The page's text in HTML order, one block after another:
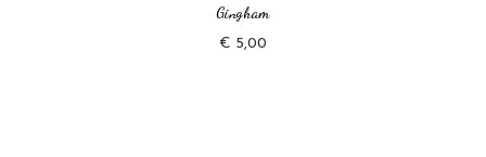
Gingham
€ 5,00